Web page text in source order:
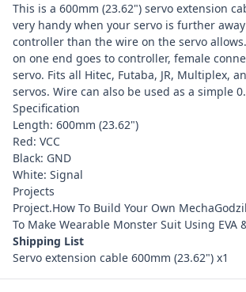
This is a 600mm (23.62") servo extension
very handy when your servo is further
controller than the wire on the servo
on one end goes to controller, female
servo. Fits all Hitec, Futaba, JR, Multiplex,
servos. Wire can also be used as a simple
Specification
Length: 600mm (23.62")
Red: VCC
Black: GND
White: Signal
Projects
Project.How To Build Your Own
To Make Wearable Monster Suit Using EVA
Shipping List
Servo extension cable 600mm (23.62") x1